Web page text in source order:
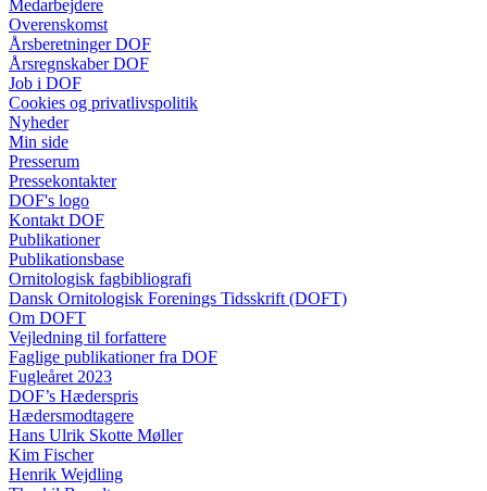
Medarbejdere
Overenskomst
Årsberetninger DOF
Årsregnskaber DOF
Job i DOF
Cookies og privatlivspolitik
Nyheder
Min side
Presserum
Pressekontakter
DOF's logo
Kontakt DOF
Publikationer
Publikationsbase
Ornitologisk fagbibliografi
Dansk Ornitologisk Forenings Tidsskrift (DOFT)
Om DOFT
Vejledning til forfattere
Faglige publikationer fra DOF
Fugleåret 2023
DOF’s Hæderspris
Hædersmodtagere
Hans Ulrik Skotte Møller
Kim Fischer
Henrik Wejdling